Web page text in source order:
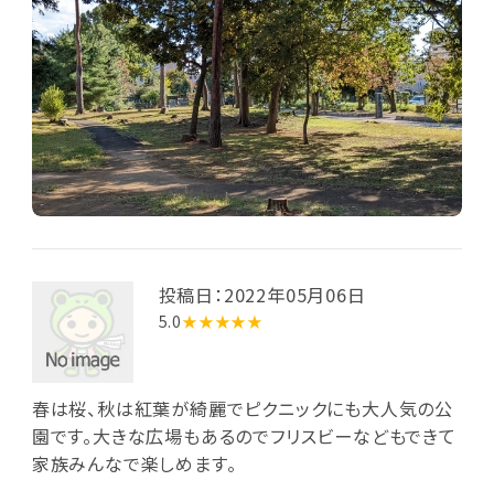
投稿日：2022年05月06日
5.0★★★★★
春は桜、秋は紅葉が綺麗でピクニックにも大人気の公
園です。大きな広場もあるのでフリスビーなどもできて
家族みんなで楽しめます。